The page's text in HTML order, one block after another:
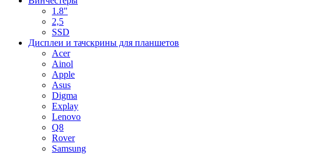
1.8"
2,5
SSD
Дисплеи и тачскрины для планшетов
Acer
Ainol
Apple
Asus
Digma
Explay
Lenovo
Q8
Rover
Samsung